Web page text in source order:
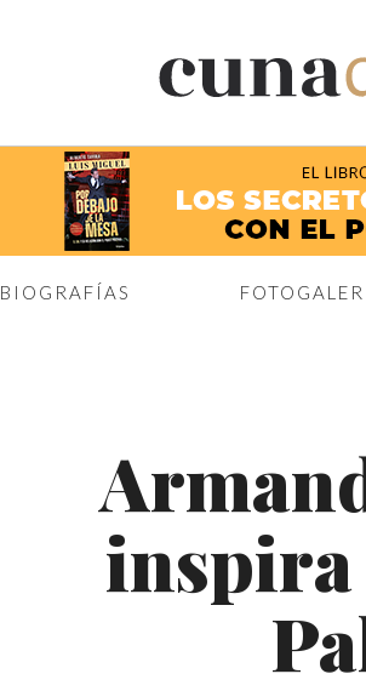
BIOGRAFÍAS
inspira